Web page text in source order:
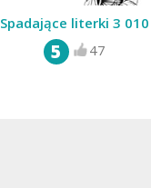
Spadające literki 3 010
5 47